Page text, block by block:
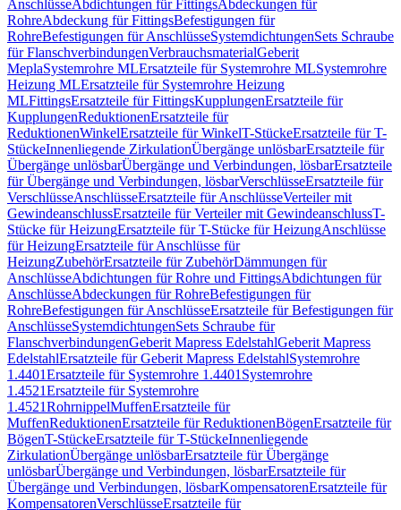
AnschlüsseAbdichtungen für FittingsAbdeckungen für
RohreAbdeckung für FittingsBefestigungen für
RohreBefestigungen für AnschlüsseSystemdichtungenSets Schraube
für FlanschverbindungenVerbrauchsmaterialGeberit
MeplaSystemrohre MLErsatzteile für Systemrohre MLSystemrohre
Heizung MLErsatzteile für Systemrohre Heizung
MLFittingsErsatzteile für FittingsKupplungenErsatzteile für
KupplungenReduktionenErsatzteile für
ReduktionenWinkelErsatzteile für WinkelT-StückeErsatzteile für T-
StückeInnenliegende ZirkulationÜbergänge unlösbarErsatzteile für
Übergänge unlösbarÜbergänge und Verbindungen, lösbarErsatzteile
für Übergänge und Verbindungen, lösbarVerschlüsseErsatzteile für
VerschlüsseAnschlüsseErsatzteile für AnschlüsseVerteiler mit
GewindeanschlussErsatzteile für Verteiler mit GewindeanschlussT-
Stücke für HeizungErsatzteile für T-Stücke für HeizungAnschlüsse
für HeizungErsatzteile für Anschlüsse für
HeizungZubehörErsatzteile für ZubehörDämmungen für
AnschlüsseAbdichtungen für Rohre und FittingsAbdichtungen für
AnschlüsseAbdeckungen für RohreBefestigungen für
RohreBefestigungen für AnschlüsseErsatzteile für Befestigungen für
AnschlüsseSystemdichtungenSets Schraube für
FlanschverbindungenGeberit Mapress EdelstahlGeberit Mapress
EdelstahlErsatzteile für Geberit Mapress EdelstahlSystemrohre
1.4401Ersatzteile für Systemrohre 1.4401 Systemrohre
1.4521Ersatzteile für Systemrohre
1.4521RohrnippelMuffenErsatzteile für
MuffenReduktionenErsatzteile für ReduktionenBögenErsatzteile für
BögenT-StückeErsatzteile für T-StückeInnenliegende
ZirkulationÜbergänge unlösbarErsatzteile für Übergänge
unlösbarÜbergänge und Verbindungen, lösbarErsatzteile für
Übergänge und Verbindungen, lösbarKompensatorenErsatzteile für
KompensatorenVerschlüsseErsatzteile für